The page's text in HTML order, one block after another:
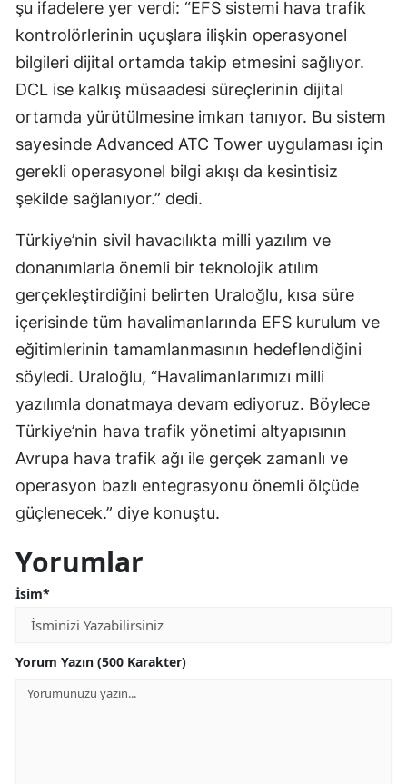
şu ifadelere yer verdi: “EFS sistemi hava trafik
kontrolörlerinin uçuşlara ilişkin operasyonel
bilgileri dijital ortamda takip etmesini sağlıyor.
DCL ise kalkış müsaadesi süreçlerinin dijital
ortamda yürütülmesine imkan tanıyor. Bu sistem
sayesinde Advanced ATC Tower uygulaması için
gerekli operasyonel bilgi akışı da kesintisiz
şekilde sağlanıyor.” dedi.
Türkiye’nin sivil havacılıkta milli yazılım ve
donanımlarla önemli bir teknolojik atılım
gerçekleştirdiğini belirten Uraloğlu, kısa süre
içerisinde tüm havalimanlarında EFS kurulum ve
eğitimlerinin tamamlanmasının hedeflendiğini
söyledi. Uraloğlu, “Havalimanlarımızı milli
yazılımla donatmaya devam ediyoruz. Böylece
Türkiye’nin hava trafik yönetimi altyapısının
Avrupa hava trafik ağı ile gerçek zamanlı ve
operasyon bazlı entegrasyonu önemli ölçüde
güçlenecek.” diye konuştu.
Yorumlar
İsim*
Yorum Yazın (500 Karakter)